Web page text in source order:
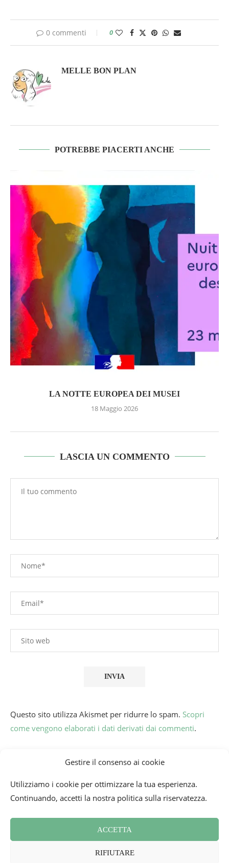
Gestire il consenso ai cookie
Utilizziamo i cookie per ottimizzare la tua esperienza.
Continuando, accetti la nostra politica sulla riservatezza.
ACCETTA
RIFIUTARE
0 commenti 0
MELLE BON PLAN
POTREBBE PIACERTI ANCHE
LA NOTTE EUROPEA DEI MUSEI
18 Maggio 2026
LASCIA UN COMMENTO
Questo sito utilizza Akismet per ridurre lo spam. Scopri
come vengono elaborati i dati derivati dai commenti.
Politica sui cookie (UE) Rassegna Stampa